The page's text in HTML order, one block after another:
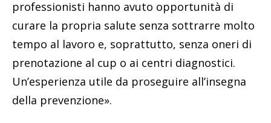
professionisti hanno avuto opportunità di
curare la propria salute senza sottrarre molto
tempo al lavoro e, soprattutto, senza oneri di
prenotazione al cup o ai centri diagnostici.
Un’esperienza utile da proseguire all’insegna
della prevenzione».